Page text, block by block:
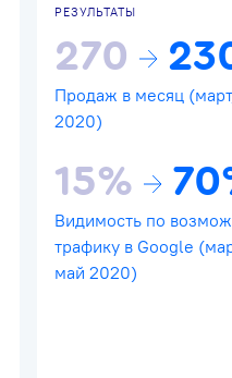
РЕЗУЛЬТАТЫ
270
Продаж в месяц
2020)
15%
Видимость по
трафику в Google
май 2020)